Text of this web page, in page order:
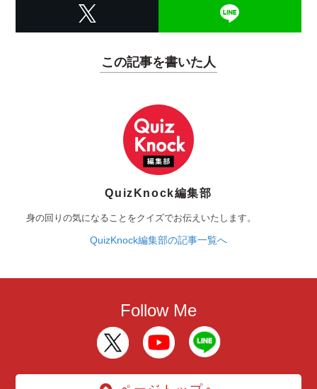
この記事を書いた人
QuizKnock編集部
身の回りの気になることをクイズでお伝えいたします。
QuizKnock編集部の記事一覧へ
Follow Me